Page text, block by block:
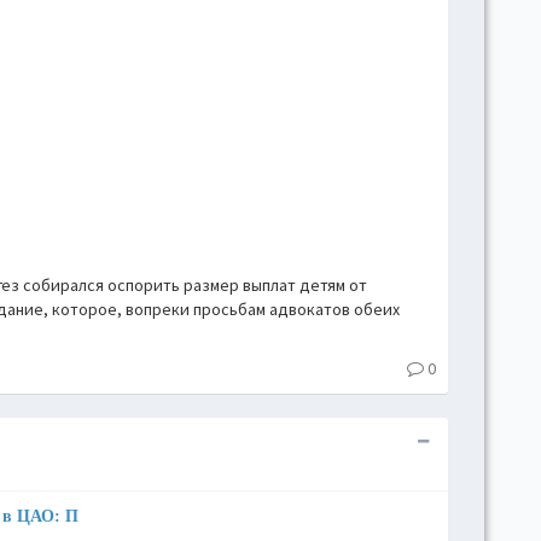
собирался оспорить размер выплат детям от
которое, вопреки просьбам адвокатов обеих
0
в ЦАО: П